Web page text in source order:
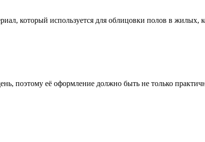
который используется для облицовки полов в
поэтому её оформление должно быть не только